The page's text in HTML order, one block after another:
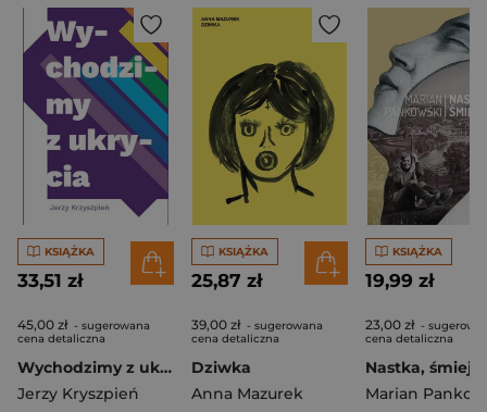
KSIĄŻKA
33,51 zł
45,00 zł - sugerowana
cena detaliczna
Wychodzimy z ukrycia
Jerzy Kryszpień
KSIĄŻKA
25,87 zł
39,00 zł - sugerowana
cena detaliczna
Dziwka
Anna Mazurek
KSIĄŻKA
19,99 zł
23,00 zł -
cena detaliczna
Nastka, śmiej
Marian